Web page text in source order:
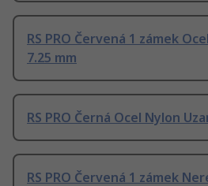
RS PRO Červená 1 zámek
7.25 mm
RS PRO Černá Ocel Nylon
RS PRO Červená 1 zámek